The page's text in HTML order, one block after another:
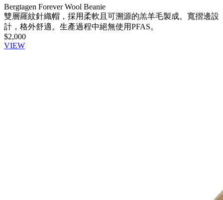
Bergtagen Forever Wool Beanie
雙層羅紋針織帽，採用柔軟且可溯源的羔羊毛製成。寬摺邊設
計，格外舒適。生產過程中絕無使用PFAS。
$2,000
VIEW